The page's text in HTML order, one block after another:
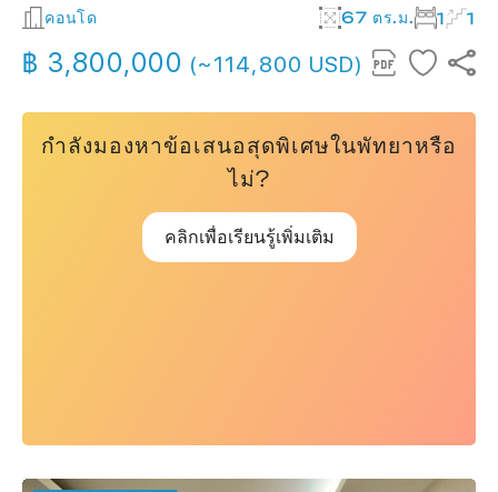
คอนโด 67 ตร.ม. 1 1
฿ 3,800,000 (~114,800 USD)
กำลังมองหาข้อเสนอสุดพิเศษในพัทยาหรือ
ไม่?
คลิกเพื่อเรียนรู้เพิ่มเติม